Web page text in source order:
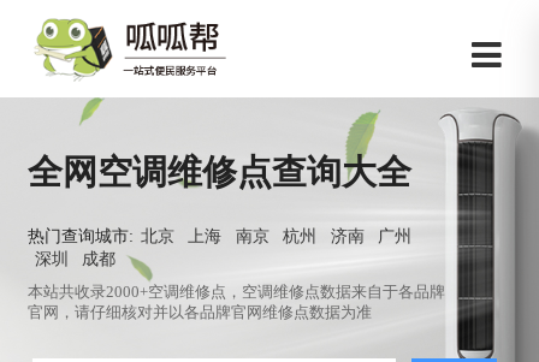
全网空调维修点查询大全
热门查询城市: 北京 上海 南京 杭州 济南
广州
深圳
成都
本站共收录2000+空调维修点，空调维修点数据来自于各品牌
官网，请仔细核对并以各品牌官网维修点数据为准